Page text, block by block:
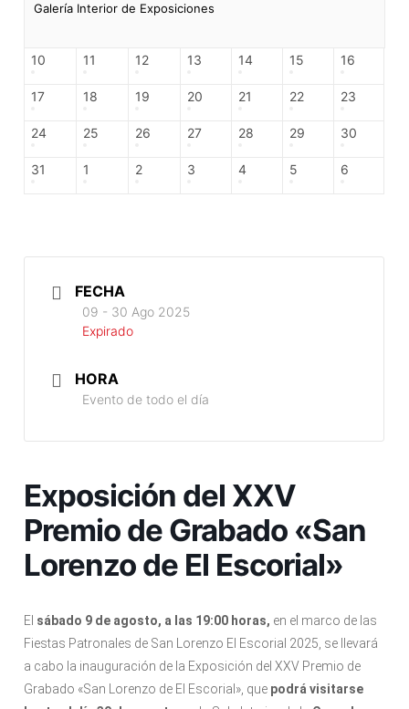
Galería Interior de Exposiciones
10 11 12 13 14 15 16
17 18 19 20 21 22 23
24 25 26 27 28 29 30
31 1 2 3 4 5 6
FECHA
09 - 30 Ago 2025
Expirado
HORA
Evento de todo el día
Exposición del XXV
Premio de Grabado «San
Lorenzo de El Escorial»
El sábado 9 de agosto, a las 19:00 horas, en el marco de las
Fiestas Patronales de San Lorenzo El Escorial 2025, se llevará
a cabo la inauguración de la Exposición del XXV Premio de
Grabado «San Lorenzo de El Escorial», que podrá visitarse